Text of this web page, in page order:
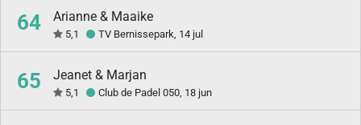
64 Arianne & Maaike
5,1 TV Bernissepark, 14 jul
65 Jeanet & Marjan
5,1 Club de Padel 050, 18 jun